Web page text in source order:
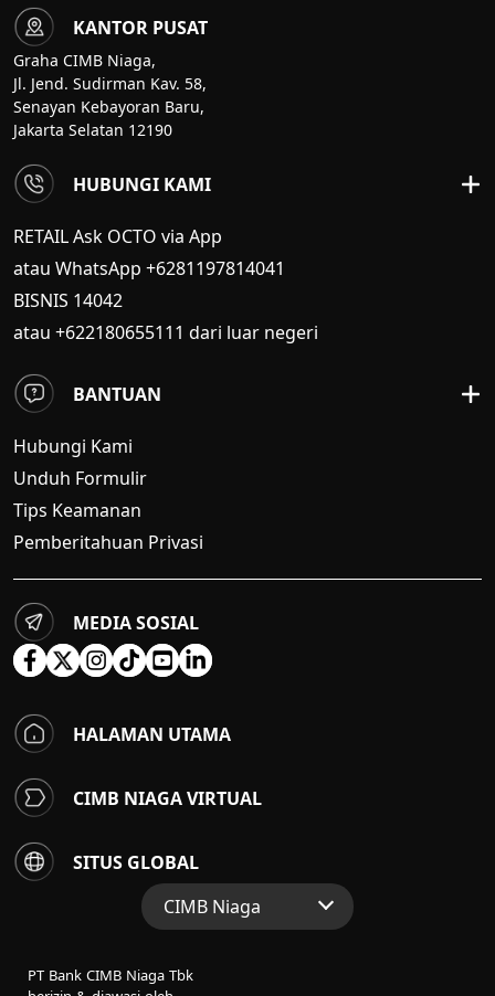
KANTOR PUSAT
Graha CIMB Niaga,
Jl. Jend. Sudirman Kav. 58,
Senayan Kebayoran Baru,
Jakarta Selatan 12190
HUBUNGI KAMI
RETAIL Ask OCTO via App
atau WhatsApp +6281197814041
BISNIS 14042
atau +622180655111 dari luar negeri
BANTUAN
Hubungi Kami
Unduh Formulir
Tips Keamanan
Pemberitahuan Privasi
MEDIA SOSIAL
HALAMAN UTAMA
CIMB NIAGA VIRTUAL
SITUS GLOBAL
CIMB Niaga
Perbankan Konsumen
PT Bank CIMB Niaga Tbk